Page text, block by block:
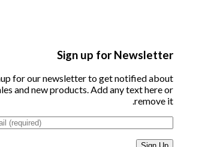
Sign up for Newsletter
for our newsletter to get notified about
and new products. Add any text here or
remove it.